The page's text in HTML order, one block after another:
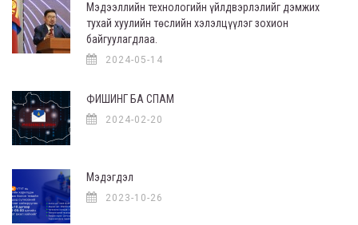
Мэдээллийн технологийн үйлдвэрлэлийг дэмжих
тухай хуулийн төслийн хэлэлцүүлэг зохион
байгуулагдлаа.
2024-05-14
ФИШИНГ БА СПАМ
2024-02-20
Мэдэгдэл
2023-10-26